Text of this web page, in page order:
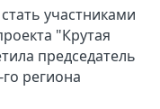
участниками
"Крутая
председатель
региона